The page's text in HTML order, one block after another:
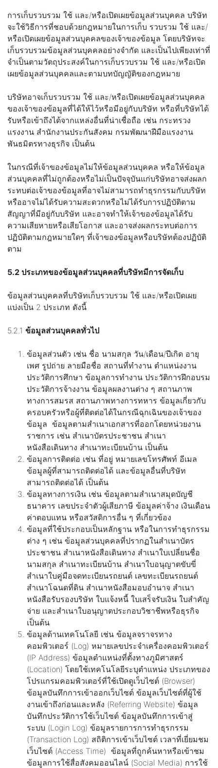
การเก็บรวบรวม ใช้ และ/หรือเปิดเผยข้อมูลส่วนบุคคล บริษัท
จะใช้วิธีการที่ชอบด้วยกฎหมายในการเก็บ รวบรวม ใช้ และ/
หรือเปิดเผยข้อมูลส่วนบุคคลของเจ้าของข้อมูล โดยบริษัทจะ
เก็บรวบรวมข้อมูลส่วนบุคคลอย่างจำกัด และเป็นไปเพียงเท่าที่
จำเป็นตามวัตถุประสงค์ในการเก็บรวบรวม ใช้ และ/หรือเปิด
เผยข้อมูลส่วนบุคคลและตามบทบัญญัติของกฎหมาย
บริษัทอาจเก็บรวบรวม ใช้ และ/หรือเปิดเผยข้อมูลส่วนบุคคล
ของเจ้าของข้อมูลที่ได้ให้ไว้หรือมีอยู่กับบริษัท หรือที่บริษัทได้
รับหรือเข้าถึงได้จากแหล่งอื่นที่น่าเชื่อถือ เช่น กระทรวง
แรงงาน สำนักงานประกันสังคม กรมพัฒนาฝีมือแรงงาน
พันธมิตรทางธุรกิจ เป็นต้น
ในกรณีที่เจ้าของข้อมูลไม่ให้ข้อมูลส่วนบุคคล หรือให้ข้อมูล
ส่วนบุคคลที่ไม่ถูกต้องหรือไม่เป็นปัจจุบันแก่บริษัทอาจส่งผลก
ระทบต่อเจ้าของข้อมูลที่อาจไม่สามารถทำธุรกรรมกับบริษัท
หรืออาจไม่ได้รับความสะดวกหรือไม่ได้รับการปฏิบัติตาม
สัญญาที่มีอยู่กับบริษัท และอาจทำให้เจ้าของข้อมูลได้รับ
ความเสียหายหรือเสียโอกาส และอาจส่งผลกระทบต่อการ
ปฏิบัติตามกฎหมายใดๆ ที่เจ้าของข้อมูลหรือบริษัทต้องปฏิบัติ
ตาม
5.2 ประเภทของข้อมูลส่วนบุคคลที่บริษัทมีการจัดเก็บ
ข้อมูลส่วนบุคคลที่บริษัทเก็บรวบรวม ใช้ และ/หรือเปิดเผย
แบ่งเป็น 2 ประเภท ดังนี้
5.2.1 ข้อมูลส่วนบุคคลทั่วไป
ข้อมูลส่วนตัว เช่น ชื่อ นามสกุล วัน/เดือน/ปีเกิด อายุ
เพศ รูปถ่าย ลายมือชื่อ สถานที่ทำงาน ตำแหน่งงาน
ประวัติการศึกษา ข้อมูลการทำงาน ประวัติการฝึกอบรม
ประวัติการจ้างงาน ข้อมูลผลงานต่าง ๆ สถานภาพ
ทางการสมรส สถานภาพทางการทหาร ข้อมูลเกี่ยวกับ
ครอบครัวหรือผู้ที่ติดต่อได้ในกรณีฉุกเฉินของเจ้าของ
ข้อมูล ข้อมูลตามสำเนาเอกสารที่ออกโดยหน่วยงาน
ราชการ เช่น สำเนาบัตรประชาชน สำเนา
หนังสือเดินทาง สำเนาทะเบียนบ้าน เป็นต้น
ข้อมูลการติดต่อ เช่น ที่อยู่ หมายเลขโทรศัพท์ อีเมล
ข้อมูลผู้ที่สามารถติดต่อได้ และข้อมูลอื่นที่บริษัท
สามารถติดต่อได้ เป็นต้น
ข้อมูลทางการเงิน เช่น ข้อมูลตามสำเนาสมุดบัญชี
ธนาคาร เลขประจำตัวผู้เสียภาษี ข้อมูลค่าจ้าง เงินเดือน
ค่าตอบแทน หรือสวัสดิการอื่น ๆ ที่เกี่ยวข้อง
ข้อมูลที่ใช้ประกอบเป็นหลักฐาน หรือในการทำธุรกรรม
ต่าง ๆ เช่น ข้อมูลส่วนบุคคลที่ปรากฏในสำเนาบัตร
ประชาชน สำเนาหนังสือเดินทาง สำเนาใบเปลี่ยนชื่อ
นามสกุล สำเนาทะเบียนบ้าน สำเนาใบอนุญาตขับขี่
สำเนาใบคู่มือจดทะเบียนรถยนต์ เลขทะเบียนรถยนต์
สำเนาโฉนดที่ดิน สำเนาหนังสือมอบอำนาจ สำเนา
หนังสือรับรองบริษัท ใบแจ้งหนี้ ใบเสร็จรับเงิน ใบสำคัญ
จ่าย และสำเนาใบอนุญาตประกอบวิชาชีพหรือธุรกิจ
เป็นต้น
ข้อมูลด้านเทคโนโลยี เช่น ข้อมูลจราจรทาง
คอมพิวเตอร์ (Log) หมายเลขประจำเครื่องคอมพิวเตอร์
(IP Address) ข้อมูลตำแหน่งที่ตั้งทางภูมิศาสตร์
(Location) โดยใช้เทคโนโลยีระบุตำแหน่ง ประเภทของ
โปรแกรมคอมพิวเตอร์ที่ใช้เปิดดูเว็บไซต์ (Browser)
ข้อมูลบันทึกการเข้าออกเว็บไซต์ ข้อมูลเว็บไซต์ที่ผู้ใช้
งานเข้าถึงก่อนและหลัง (Referring Website) ข้อมูล
บันทึกประวัติการใช้เว็บไซต์ ข้อมูลบันทึกการเข้าสู่
ระบบ (Login Log) ข้อมูลรายการการทำธุรกรรม
(Transaction Log) สถิติการเข้าเว็บไซต์ เวลาที่เยี่ยมชม
เว็บไซต์ (Access Time) ข้อมูลที่ถูกค้นหาหรือเข้าชม
ข้อมูลการใช้สื่อสังคมออนไลน์ (Social Media) การใช้